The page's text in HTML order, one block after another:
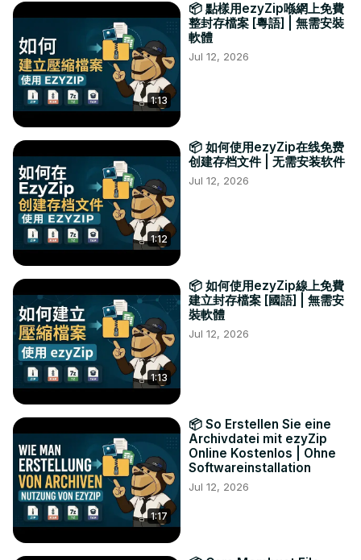
1:13
📦 點樣用ezyZip喺網上免費
整封存檔案 [粵語] | 無需安裝
軟體
Jul 12, 2026
1:12
📦 如何使用ezyZip在线免费
创建存档文件 | 无需安装软件
Jul 12, 2026
1:13
📦 如何使用ezyZip線上免費
建立封存檔案 [國語] | 無需安
裝軟體
Jul 12, 2026
1:17
📦 So Erstellen Sie eine
Archivdatei mit ezyZip
Online Kostenlos | Ohne
Softwareinstallation
Jul 12, 2026